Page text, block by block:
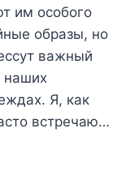
им особого
образы, но
важный
наших
Я, как
встречаю…